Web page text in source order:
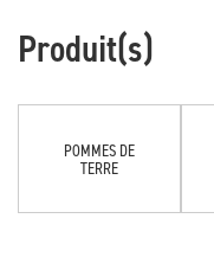
Produit(s)
POMMES DE
TERRE